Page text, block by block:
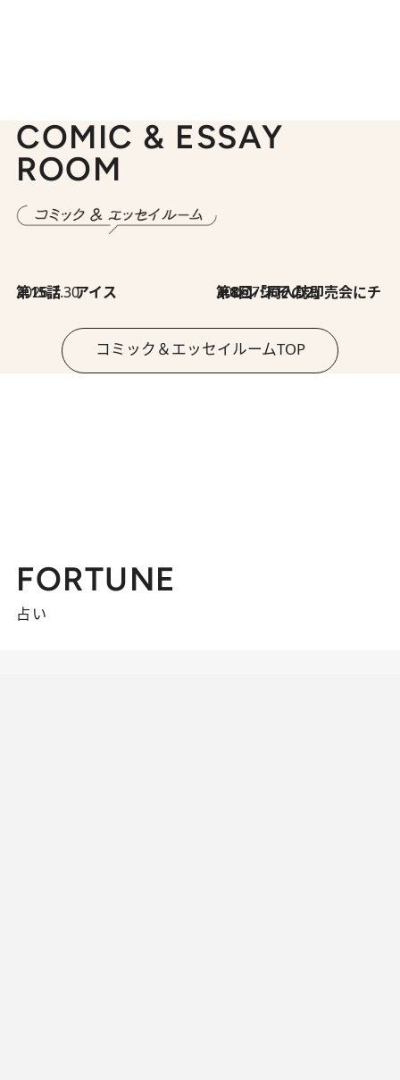
COMIC & ESSAY
ROOM
2026.7.30
第15話 アイス 2026.7.30
第8回「同人誌即売会にチャレンジ その2」
コミック＆エッセイルームTOP
FORTUNE
占い